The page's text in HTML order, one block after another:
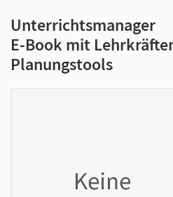
Unterrichtsmanager
E-Book mit
Planungstools